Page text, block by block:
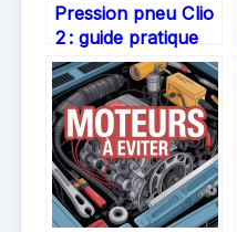
Pression pneu Clio
2 : guide pratique
pour rouler en
toute sécurité